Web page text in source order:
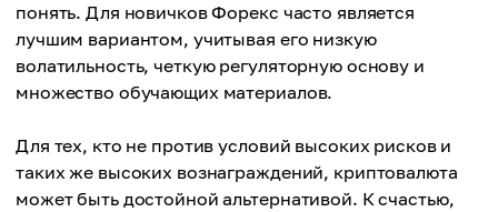
понять. Для новичков Форекс часто является
лучшим вариантом, учитывая его низкую
волатильность, четкую регуляторную основу и
множество обучающих материалов.
Для тех, кто не против условий высоких рисков и
таких же высоких вознаграждений, криптовалюта
может быть достойной альтернативой. К счастью,